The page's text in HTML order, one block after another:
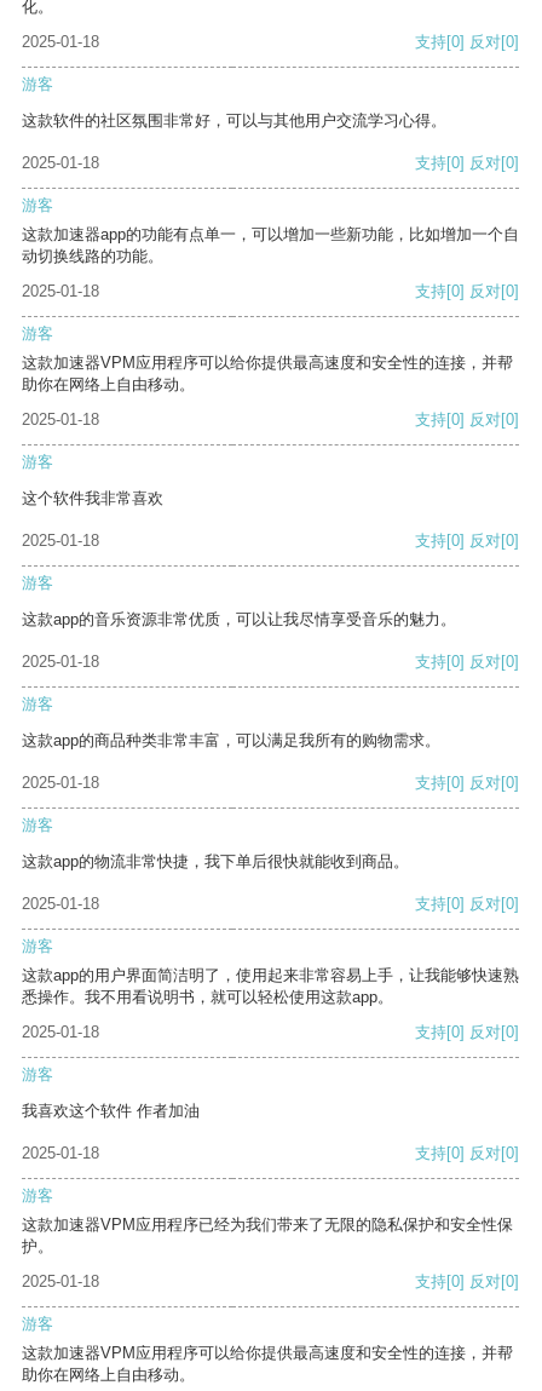
化。
2025-01-18
支持[0] 反对[0]
游客
这款软件的社区氛围非常好，可以与其他用户交流学习心得。
2025-01-18 支持[0] 反对[0]
游客
这款加速器app的功能有点单一，可以增加一些新功能，比如增加一个自
动切换线路的功能。
2025-01-18
支持[0] 反对[0]
游客
这款加速器VPM应用程序可以给你提供最高速度和安全性的连接，并帮
助你在网络上自由移动。
2025-01-18
支持[0] 反对[0]
游客
这个软件我非常喜欢
2025-01-18 支持[0] 反对[0]
游客
这款app的音乐资源非常优质，可以让我尽情享受音乐的魅力。
2025-01-18 支持[0] 反对[0]
游客
这款app的商品种类非常丰富，可以满足我所有的购物需求。
2025-01-18 支持[0] 反对[0]
游客
这款app的物流非常快捷，我下单后很快就能收到商品。
2025-01-18 支持[0] 反对[0]
游客
这款app的用户界面简洁明了，使用起来非常容易上手，让我能够快速熟
悉操作。我不用看说明书，就可以轻松使用这款app。
2025-01-18
支持[0] 反对[0]
游客
我喜欢这个软件 作者加油
2025-01-18 支持[0] 反对[0]
游客
这款加速器VPM应用程序已经为我们带来了无限的隐私保护和安全性保
护。
2025-01-18
支持[0] 反对[0]
游客
这款加速器VPM应用程序可以给你提供最高速度和安全性的连接，并帮
助你在网络上自由移动。